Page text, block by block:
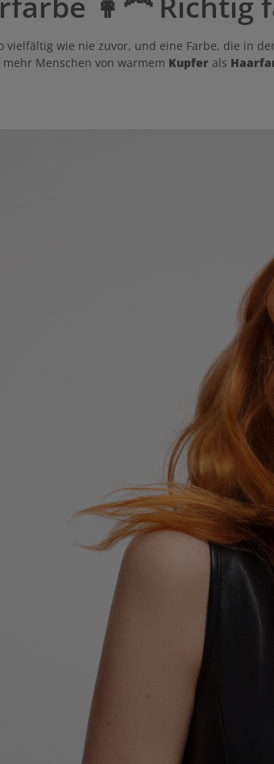
vielfältig wie nie zuvor, und eine Farbe, die in
Menschen von warmem Kupfer als